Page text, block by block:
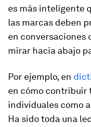
es más inteligente
las marcas deben
en conversaciones
mirar hacia abajo
Por ejemplo, en
en cómo contribuir
individuales como
Ha sido toda una